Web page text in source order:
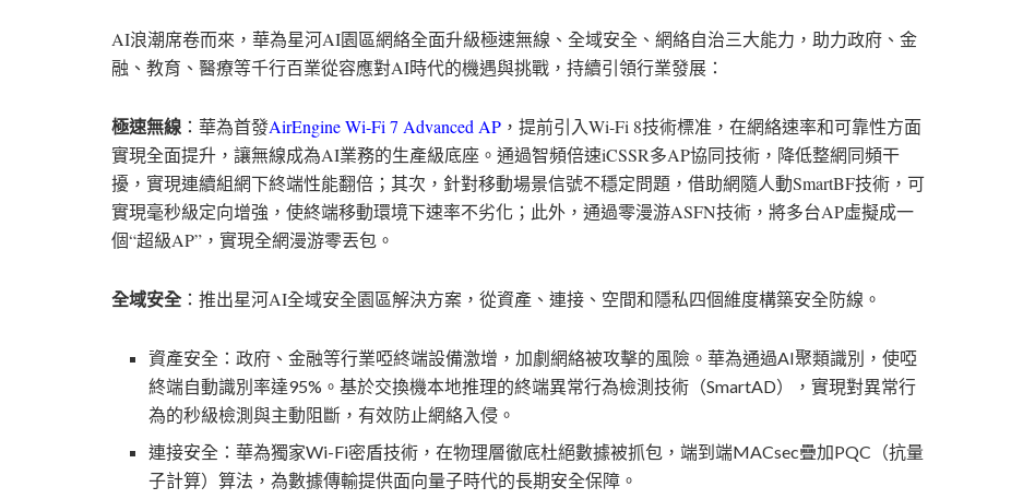
AI浪潮席卷而來，華為星河AI園區網絡全面升級極速無線、全域安全、網絡自治三大能力，助力政府、金
融、教育、醫療等千行百業從容應對AI時代的機遇與挑戰，持續引領行業發展：
極速無線 ：華為首發AirEngine Wi-Fi 7 Advanced AP ，提前引入Wi-Fi 8技術標准，在網絡速率和可靠性方面
實現全面提升，讓無線成為AI業務的生產級底座。通過智頻倍速iCSSR多AP協同技術，降低整網同頻干
擾，實現連續組網下終端性能翻倍；其次，針對移動場景信號不穩定問題，借助網隨人動SmartBF技術，可
實現毫秒級定向增強，使終端移動環境下速率不劣化；此外，通過零漫游ASFN技術，將多台AP虛擬成一
個“超級AP” ，實現全網漫游零丟包。
全域安全 ：推出星河AI全域安全園區解決方案，從資產、連接、空間和隱私四個維度構築安全防線。
資產安全：政府、金融等行業啞終端設備激增，加劇網絡被攻擊的風險。華為通過AI聚類識別，使啞
終端自動識別率達95% 。基於交換機本地推理的終端異常行為檢測技術（SmartAD），實現對異常行
為的秒級檢測與主動阻斷，有效防止網絡入侵。
連接安全：華為獨家Wi-Fi密盾技術，在物理層徹底杜絕數據被抓包，端到端MACsec疊加PQC （抗量
子計算）算法，為數據傳輸提供面向量子時代的長期安全保障。